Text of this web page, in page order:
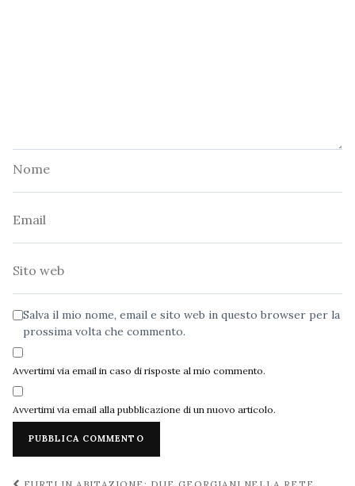
Salva il mio nome, email e sito web in questo browser per la
prossima volta che commento.
Avvertimi via email in caso di risposte al mio commento.
Avvertimi via email alla pubblicazione di un nuovo articolo.